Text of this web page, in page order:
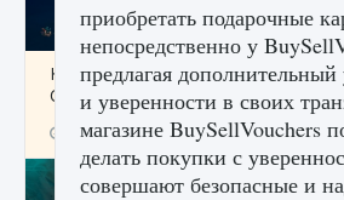
Как разблокировать заклинание
Creatures of Ava
9 августа 2024 1 393
приобретать подарочные
непосредственно у
предлагая дополнительный
и уверенности в своих
магазине BuySellVouchers
делать покупки с
совершают безопасные и